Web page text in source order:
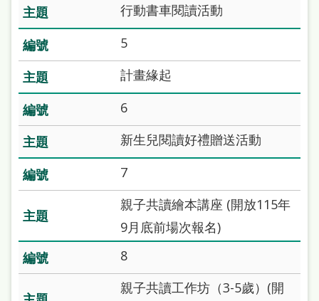
加
入
市
圖
網
站
導
覽
閱
網
行動書車閱讀活動
5
計畫緣起
6
新生兒閱讀好禮贈送活動
7
親子共讀繪本講座 (開放115年
9月底前場次報名)
8
親子共讀工作坊（3-5歲）(開